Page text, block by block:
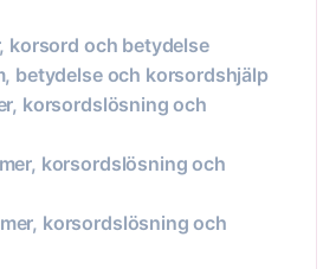
korsord och betydelse
betydelse och korsordshjälp
korsordslösning och
korsordslösning och
korsordslösning och